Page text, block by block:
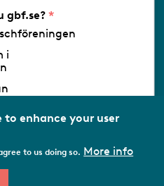
- Ansvarig
gbf.se?
i
to enhance your user
to us doing so. More info